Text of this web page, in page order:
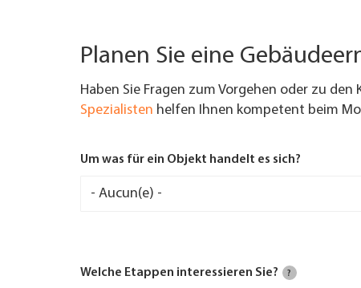
Planen Sie eine
Haben Sie Fragen zum Vorgehen oder zu den
Spezialisten helfen Ihnen kompetent beim
Um was für ein Objekt handelt es sich?
Welche Etappen interessieren Sie? ?